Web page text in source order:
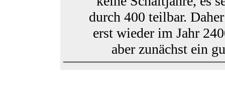
durch 400 teilbar.
erst wieder im Jahr
aber zunächst ein